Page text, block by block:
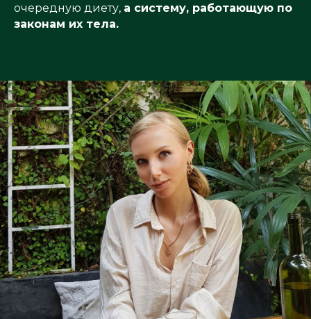
очередную диету, а систему, работающую по
законам их тела.